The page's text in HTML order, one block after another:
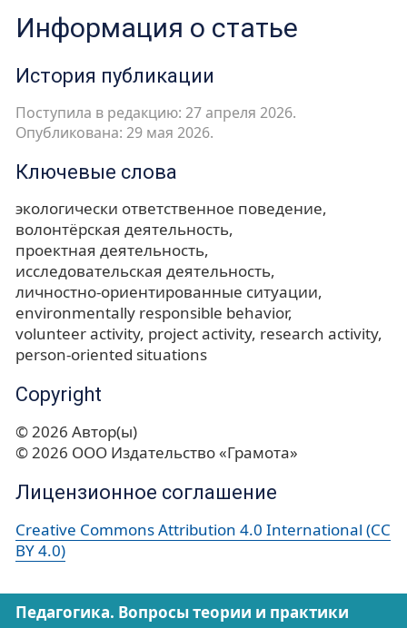
Информация о статье
История публикации
Поступила в редакцию: 27 апреля 2026.
Опубликована: 29 мая 2026.
Ключевые слова
экологически ответственное поведение
волонтёрская деятельность
проектная деятельность
исследовательская деятельность
личностно-ориентированные ситуации
environmentally responsible behavior
volunteer activity project activity research activity
person-oriented situations
Copyright
© 2026 Автор(ы)
© 2026 ООО Издательство «Грамота»
Лицензионное соглашение
Creative Commons Attribution 4.0 International (CC
BY 4.0)
Педагогика. Вопросы теории и практики